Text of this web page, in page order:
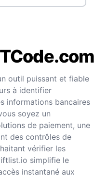
outil puissant et fiable
à identifier
informations bancaires
soyez un
de paiement, une
des contrôles de
vérifier les
simplifie le
instantané aux